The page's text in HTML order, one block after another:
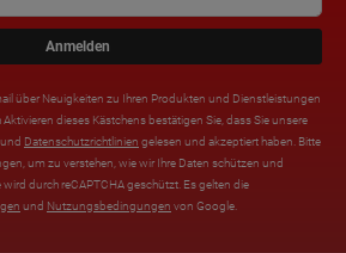
Anmelden
über Neuigkeiten zu Ihren Produkten und Dienstleistungen
dieses Kästchens bestätigen Sie, dass Sie unsere
und Datenschutzrichtlinien gelesen und akzeptiert haben. Bitte
um zu verstehen, wie wir Ihre Daten schützen und
wird durch reCAPTCHA geschützt. Es gelten die
und Nutzungsbedingungen von Google.